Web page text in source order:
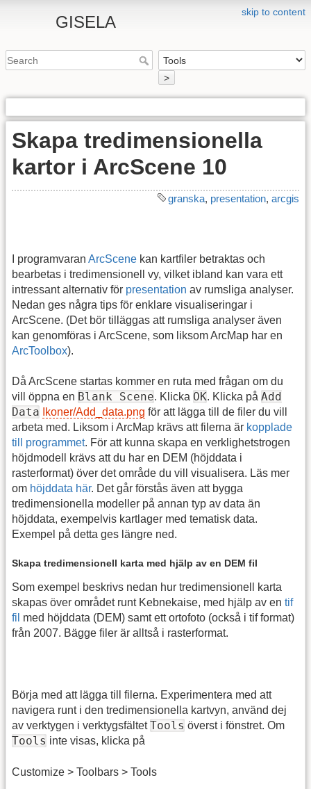
skip to content
GISELA
>
Skapa tredimensionella
kartor i ArcScene 10
granska, presentation, arcgis
I programvaran ArcScene kan kartfiler betraktas och
bearbetas i tredimensionell vy, vilket ibland kan vara ett
intressant alternativ för presentation av rumsliga analyser.
Nedan ges några tips för enklare visualiseringar i
ArcScene. (Det bör tilläggas att rumsliga analyser även
kan genomföras i ArcScene, som liksom ArcMap har en
ArcToolbox).
Då ArcScene startas kommer en ruta med frågan om du
vill öppna en Blank Scene. Klicka OK. Klicka på Add
Data
Ikoner/Add_data.png för att lägga till de filer du vill
arbeta med. Liksom i ArcMap krävs att filerna är kopplade
till programmet. För att kunna skapa en verklighetstrogen
höjdmodell krävs att du har en DEM (höjddata i
rasterformat) över det område du vill visualisera. Läs mer
om höjddata här. Det går förstås även att bygga
tredimensionella modeller på annan typ av data än
höjddata, exempelvis kartlager med tematisk data.
Exempel på detta ges längre ned.
Skapa tredimensionell karta med hjälp av en DEM fil
Som exempel beskrivs nedan hur tredimensionell karta
skapas över området runt Kebnekaise, med hjälp av en tif
fil med höjddata (DEM) samt ett ortofoto (också i tif format)
från 2007. Bägge filer är alltså i rasterformat.
Börja med att lägga till filerna. Experimentera med att
navigera runt i den tredimensionella kartvyn, använd dej
av verktygen i verktygsfältetTools överst i fönstret. Om
Tools inte visas, klicka på
Customize > Toolbars > Tools